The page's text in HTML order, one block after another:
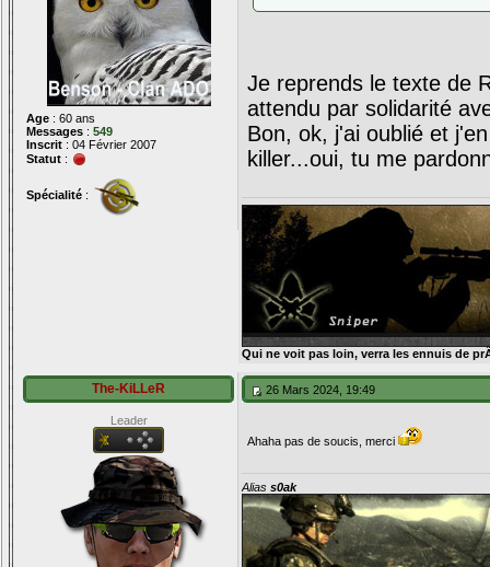
Age : 60 ans
Messages : 549
Inscrit : 04 Février 2007
Statut :
Spécialité :
Je reprends le texte de
attendu par solidarité
Bon, ok, j'ai oublié et
killer...oui, tu me
Qui ne voit pas loin, verra les ennuis de
The-KiLLeR
Leader
26 Mars 2024, 19:49
Ahaha pas de soucis, merci
Alias s0ak